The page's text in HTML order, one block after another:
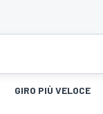
GIRO PIÙ VELOCE